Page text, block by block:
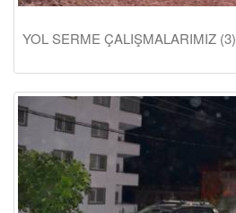
YOL SERME ÇALIŞMALARIMIZ (3)